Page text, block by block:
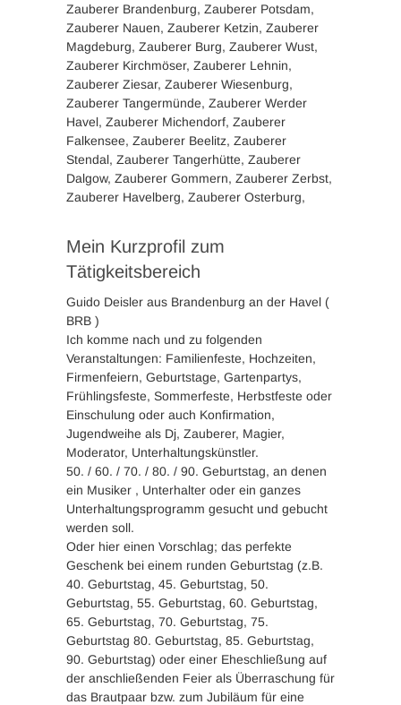
Zauberer Brandenburg, Zauberer Potsdam,
Zauberer Nauen, Zauberer Ketzin, Zauberer
Magdeburg, Zauberer Burg, Zauberer Wust,
Zauberer Kirchmöser, Zauberer Lehnin,
Zauberer Ziesar, Zauberer Wiesenburg,
Zauberer Tangermünde, Zauberer Werder
Havel, Zauberer Michendorf, Zauberer
Falkensee, Zauberer Beelitz, Zauberer
Stendal, Zauberer Tangerhütte, Zauberer
Dalgow, Zauberer Gommern, Zauberer Zerbst,
Zauberer Havelberg, Zauberer Osterburg,
Mein Kurzprofil zum
Tätigkeitsbereich
Guido Deisler aus Brandenburg an der Havel (
BRB )
Ich komme nach und zu folgenden
Veranstaltungen: Familienfeste, Hochzeiten,
Firmenfeiern, Geburtstage, Gartenpartys,
Frühlingsfeste, Sommerfeste, Herbstfeste oder
Einschulung oder auch Konfirmation,
Jugendweihe als Dj, Zauberer, Magier,
Moderator, Unterhaltungskünstler.
50. / 60. / 70. / 80. / 90. Geburtstag, an denen
ein Musiker , Unterhalter oder ein ganzes
Unterhaltungsprogramm gesucht und gebucht
werden soll.
Oder hier einen Vorschlag; das perfekte
Geschenk bei einem runden Geburtstag (z.B.
40. Geburtstag, 45. Geburtstag, 50.
Geburtstag, 55. Geburtstag, 60. Geburtstag,
65. Geburtstag, 70. Geburtstag, 75.
Geburtstag 80. Geburtstag, 85. Geburtstag,
90. Geburtstag) oder einer Eheschließung auf
der anschließenden Feier als Überraschung für
das Brautpaar bzw. zum Jubiläum für eine